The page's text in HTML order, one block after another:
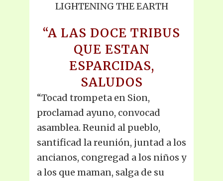
LIGHTENING THE EARTH
“A LAS DOCE TRIBUS
QUE ESTAN
ESPARCIDAS,
SALUDOS
“Tocad trompeta en Sion,
proclamad ayuno, convocad
asamblea. Reunid al pueblo,
santificad la reunión, juntad a los
ancianos, congregad a los niños y
a los que maman, salga de su